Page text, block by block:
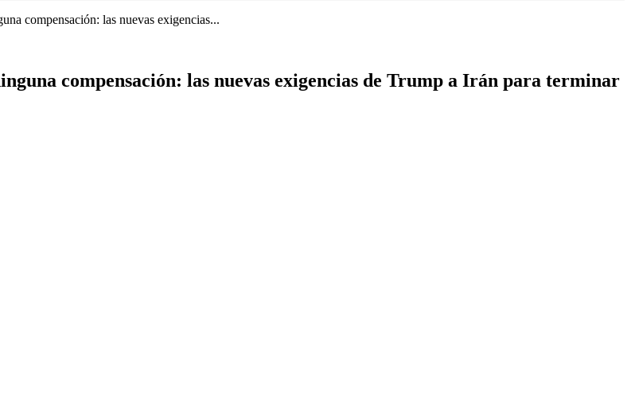
compensación: las nuevas exigencias...
compensación: las nuevas exigencias de Trump a Irán para terminar